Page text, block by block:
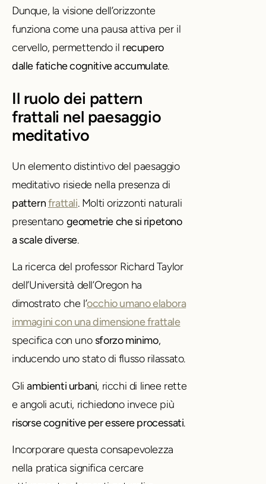
Dunque, la visione dell’orizzonte
funziona come una pausa attiva per il
cervello, permettendo il recupero
dalle fatiche cognitive accumulate.
Il ruolo dei pattern
frattali nel paesaggio
meditativo
Un elemento distintivo del paesaggio
meditativo risiede nella presenza di
patternfrattali. Molti orizzonti naturali
presentano geometrie che si ripetono
a scale diverse.
La ricerca del professor Richard Taylor
dell’Università dell’Oregon ha
dimostrato che l’occhio umano elabora
immagini con una dimensione frattale
specifica con uno sforzo minimo,
inducendo uno stato di flusso rilassato.
Gliambienti urbani, ricchi di linee rette
e angoli acuti, richiedono invece più
risorse cognitive per essere processati.
Incorporare questa consapevolezza
nella pratica significa cercare